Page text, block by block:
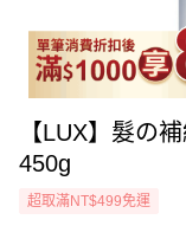
【LUX】髮の
450g
超取滿NT$499免運